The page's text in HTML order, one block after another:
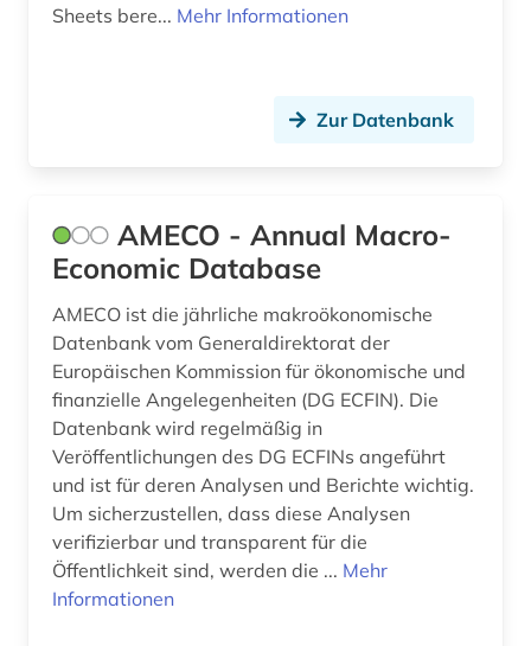
eth zürich (1)
eu (2)
eu-staaten (1)
europa (9)
european university institute (1)
europäische union (26)
europäische zentralbank (1)
Sheets bere... Mehr Informationen
Zur Datenbank
AMECO - Annual Macro-
Economic Database
AMECO ist die jährliche makroökonomische
Datenbank vom Generaldirektorat der
Europäischen Kommission für ökonomische und
finanzielle Angelegenheiten (DG ECFIN). Die
Datenbank wird regelmäßig in
Veröffentlichungen des DG ECFINs angeführt
und ist für deren Analysen und Berichte wichtig.
Um sicherzustellen, dass diese Analysen
verifizierbar und transparent für die
Öffentlichkeit sind, werden die ... Mehr
Informationen